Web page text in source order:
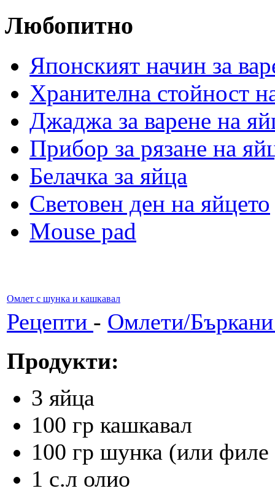
Любопитно
Японският начин за
Хранителна стойност
Джаджа за варене на
Прибор за рязане на
Белачка за яйца
Световен ден на яйцето
Mouse pad
Омлет с шунка и кашкавал
Рецепти - Омлети/
Продукти:
3 яйца
100 гр кашкавал
100 гр шунка (или филе
1 с.л олио